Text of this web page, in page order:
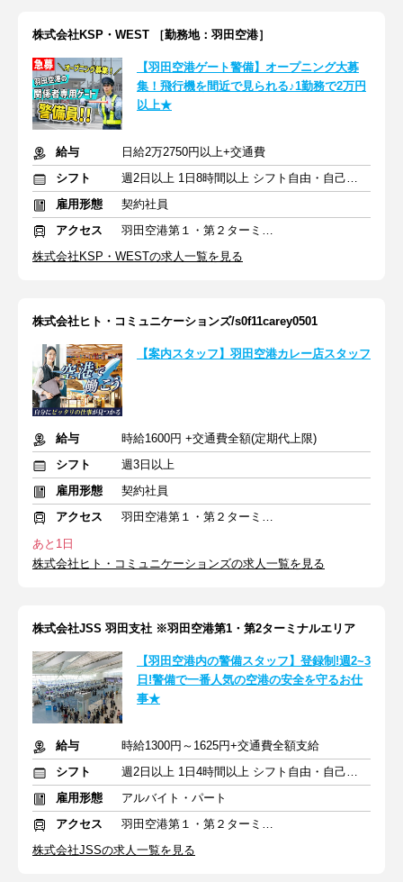
株式会社KSP・WEST ［勤務地：羽田空港］
【羽田空港ゲート警備】オープニング大募
集！飛行機を間近で見られる♪1勤務で2万円
以上★
給与
日給2万2750円以上+交通費
シフト
週2日以上 1日8時間以上 シフト自由・自己申告
雇用形態
契約社員
アクセス
羽田空港第１・第２ターミナル(京急)駅
株式会社KSP・WESTの求人一覧を見る
株式会社ヒト・コミュニケーションズ/s0f11carey0501
【案内スタッフ】羽田空港カレー店スタッフ
給与
時給1600円 +交通費全額(定期代上限)
シフト
週3日以上
雇用形態
契約社員
アクセス
羽田空港第１・第２ターミナル(京急)駅
あと1日
株式会社ヒト・コミュニケーションズの求人一覧を見る
株式会社JSS 羽田支社 ※羽田空港第1・第2ターミナルエリア
【羽田空港内の警備スタッフ】登録制!週2~3
日!警備で一番人気の空港の安全を守るお仕
事★
給与
時給1300円～1625円+交通費全額支給
シフト
週2日以上 1日4時間以上 シフト自由・自己申告
雇用形態
アルバイト・パート
アクセス
羽田空港第１・第２ターミナル(京急)駅
株式会社JSSの求人一覧を見る